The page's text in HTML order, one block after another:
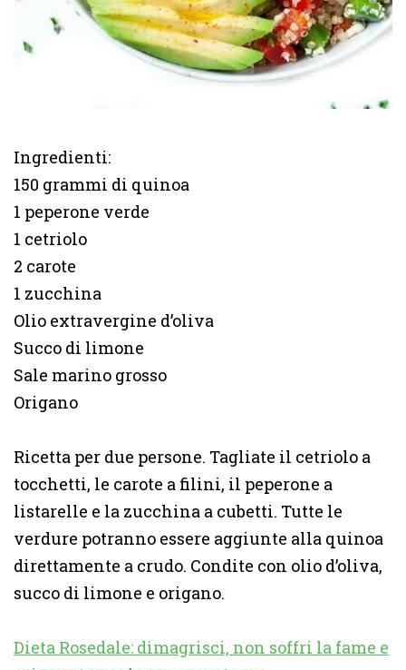
Ingredienti:
150 grammi di quinoa
1 peperone verde
1 cetriolo
2 carote
1 zucchina
Olio extravergine d’oliva
Succo di limone
Sale marino grosso
Origano
Ricetta per due persone. Tagliate il cetriolo a
tocchetti, le carote a filini, il peperone a
listarelle e la zucchina a cubetti. Tutte le
verdure potranno essere aggiunte alla quinoa
direttamente a crudo. Condite con olio d’oliva,
succo di limone e origano.
Dieta Rosedale: dimagrisci, non soffri la fame e